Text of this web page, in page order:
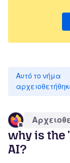
Αυτό το νήμα
why is the
AI?